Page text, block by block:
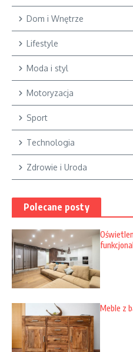
Dom i Wnętrze
Lifestyle
Moda i styl
Motoryzacja
Sport
Technologia
Zdrowie i Uroda
Polecane posty
Meble z